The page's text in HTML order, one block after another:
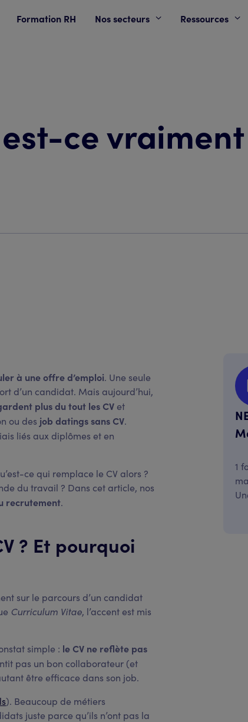
Formation RH Nos secteurs Ressources
ce vraiment
à une offre d’emploi. Une seule
d’un candidat. Mais aujourd’hui,
plus du tout les CV et
ou des job datings sans CV.
liés aux diplômes et en
ce qui remplace le CV alors ?
du travail ? Dans cet article, nos
recrutement.
? Et pourquoi
sur le parcours d’un candidat
Curriculum Vitae, l’accent est mis
simple : le CV ne reflète pas
pas un bon collaborateur (et
être efficace dans son job.
). Beaucoup de métiers
juste parce qu’ils n’ont pas la
1